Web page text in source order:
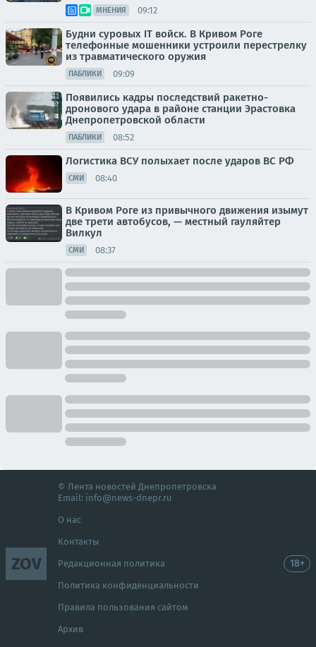
МНЕНИЯ 09:12
Будни суровых IT войск. В Кривом Роге
телефонные мошенники устроили перестрелку
из травматического оружия
ПАБЛИКИ 09:09
Появились кадры последствий ракетно-
дронового удара в районе станции Эрастовка
Днепропетровской области
ПАБЛИКИ 08:52
Логистика ВСУ полыхает после ударов ВС РФ
СМИ 08:40
В Кривом Роге из привычного движения изымут
две трети автобусов, — местный гауляйтер
Вилкул
СМИ 08:37
ZOV
© Лента новостей Днепропетровска
Email: info@news-dnepr.ru
О нас
Контакты
Редакционная политика
Политика конфиденциальности
Правила пользования сайтом
Архив
18+